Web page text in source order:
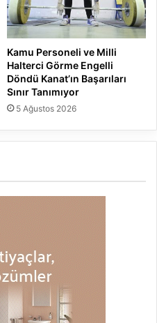
Kamu Personeli ve Milli
Halterci Görme Engelli
Döndü Kanat’ın Başarıları
Sınır Tanımıyor
5 Ağustos 2026